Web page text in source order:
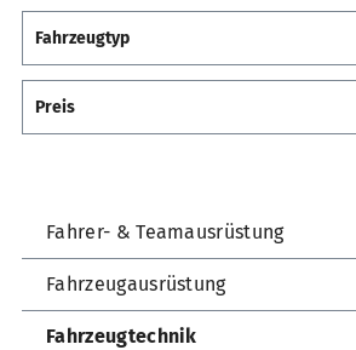
Fahrer- & Teamausrüstung
Fahrzeugausrüstung
Fahrzeugtechnik
Fahrzeugtyp
Preis